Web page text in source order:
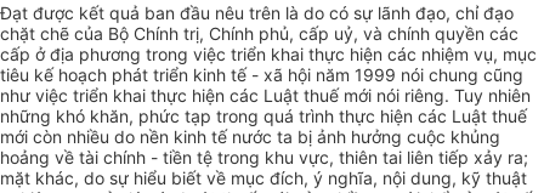
Đạt được kết quả ban đầu nêu trên là do có sự lãnh đạo, chỉ đạo
chặt chẽ của Bộ Chính trị, Chính phủ, cấp uỷ, và chính quyền các
cấp ở địa phương trong việc triển khai thực hiện các nhiệm vụ, mục
tiêu kế hoạch phát triển kinh tế - xã hội năm 1999 nói chung cũng
như việc triển khai thực hiện các Luật thuế mới nói riêng. Tuy nhiên
những khó khăn, phức tạp trong quá trình thực hiện các Luật thuế
mới còn nhiều do nền kinh tế nước ta bị ảnh hưởng cuộc khủng
hoảng về tài chính - tiền tệ trong khu vực, thiên tai liên tiếp xảy ra;
mặt khác, do sự hiểu biết về mục đích, ý nghĩa, nội dung, kỹ thuật